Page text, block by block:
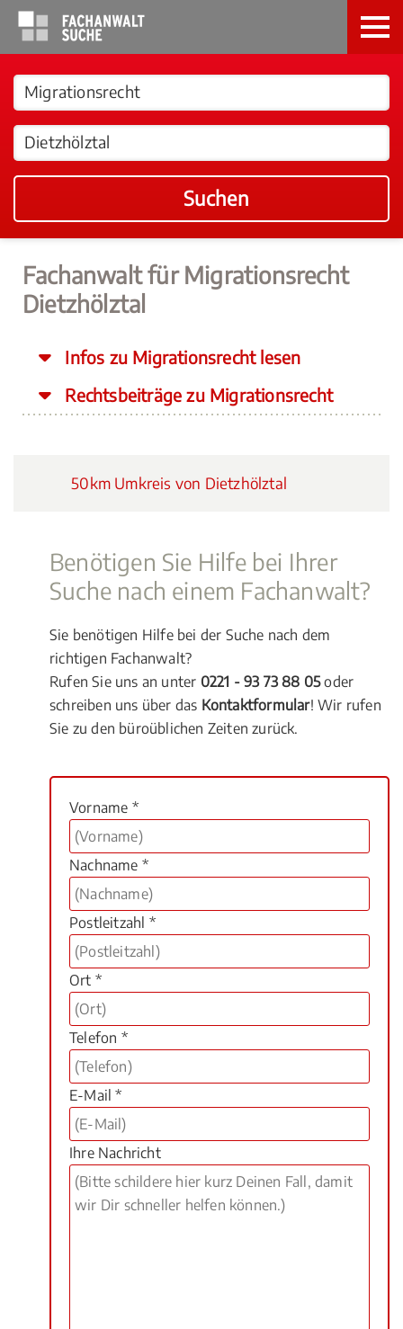
Suchen
Fachanwalt für Migrationsrecht
Dietzhölztal
Infos zu Migrationsrecht lesen
Rechtsbeiträge zu Migrationsrecht
50km Umkreis von Dietzhölztal
Benötigen Sie Hilfe bei Ihrer
Suche nach einem Fachanwalt?
Sie benötigen Hilfe bei der Suche nach dem
richtigen Fachanwalt?
Rufen Sie uns an unter 0221 - 93 73 88 05oder
schreiben uns über das Kontaktformular! Wir rufen
Sie zu den büroüblichen Zeiten zurück.
Vorname *
Nachname *
Postleitzahl *
Ort *
Telefon *
E-Mail *
Ihre Nachricht